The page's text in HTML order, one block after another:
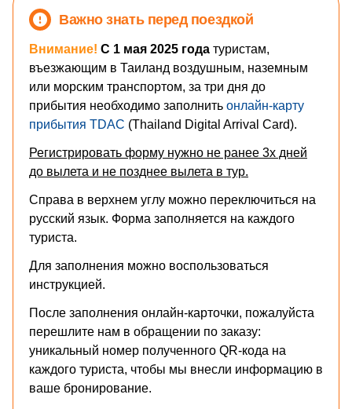
Важно знать перед поездкой
Внимание! С 1 мая 2025 года туристам,
въезжающим в Таиланд воздушным, наземным
или морским транспортом, за три дня до
прибытия необходимо заполнить онлайн-карту
прибытия TDAC (Thailand Digital Arrival Card).
Регистрировать форму нужно не ранее 3х дней
до вылета и не позднее вылета в тур.
Справа в верхнем углу можно переключиться на
русский язык. Форма заполняется на каждого
туриста.
Для заполнения можно воспользоваться
инструкцией.
После заполнения онлайн-карточки, пожалуйста
перешлите нам в обращении по заказу:
уникальный номер полученного QR-кода на
каждого туриста, чтобы мы внесли информацию в
ваше бронирование.